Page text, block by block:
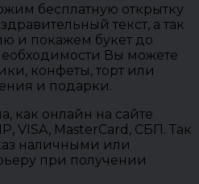
бесплатную открытку
текст, а так
и покажем букет до
Вы можете
конфеты, торт или
и подарки.
как онлайн на сайте
VISA, MasterCard, СБП. Так
наличными или
при получении